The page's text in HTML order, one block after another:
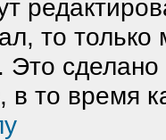
то
Это
в то время